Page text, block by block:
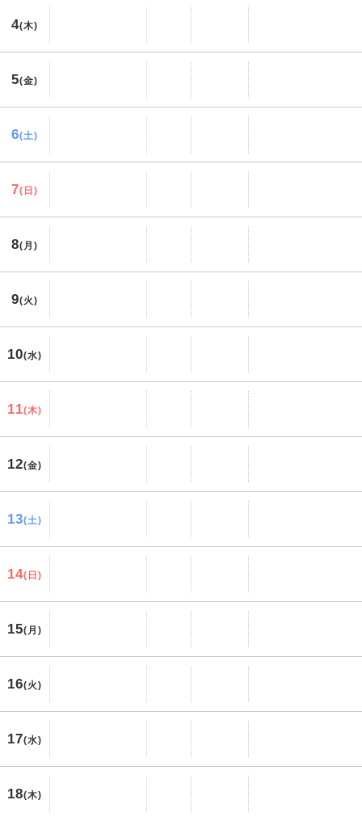
4(木)
5(金)
6(土)
7(日)
8(月)
9(火)
10(水)
11(木)
12(金)
13(土)
14(日)
15(月)
16(火)
17(水)
18(木)